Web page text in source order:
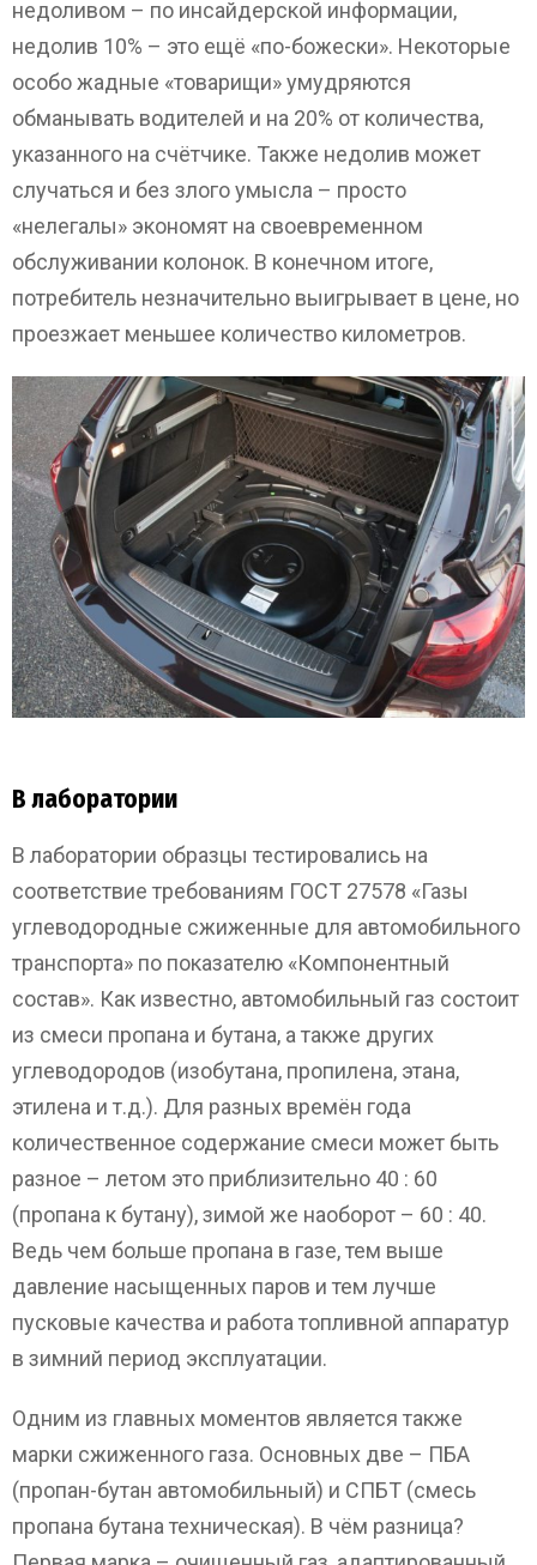
недоливом – по инсайдерской информации,
недолив 10% – это ещё «по-божески». Некоторые
особо жадные «товарищи» умудряются
обманывать водителей и на 20% от количества,
указанного на счётчике. Также недолив может
случаться и без злого умысла – просто
«нелегалы» экономят на своевременном
обслуживании колонок. В конечном итоге,
потребитель незначительно выигрывает в цене, но
проезжает меньшее количество километров.
В лаборатории
В лаборатории образцы тестировались на
соответствие требованиям ГОСТ 27578 «Газы
углеводородные сжиженные для автомобильного
транспорта» по показателю «Компонентный
состав». Как известно, автомобильный газ состоит
из смеси пропана и бутана, а также других
углеводородов (изобутана, пропилена, этана,
этилена и т.д.). Для разных времён года
количественное содержание смеси может быть
разное – летом это приблизительно 40 : 60
(пропана к бутану), зимой же наоборот – 60 : 40.
Ведь чем больше пропана в газе, тем выше
давление насыщенных паров и тем лучше
пусковые качества и работа топливной аппаратур
в зимний период эксплуатации.
Одним из главных моментов является также
марки сжиженного газа. Основных две – ПБА
(пропан-бутан автомобильный) и СПБТ (смесь
пропана бутана техническая). В чём разница?